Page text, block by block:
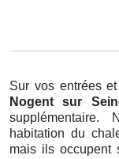
Sur vos entrées
Nogent sur
supplémentaire.
habitation du
mais ils occupent